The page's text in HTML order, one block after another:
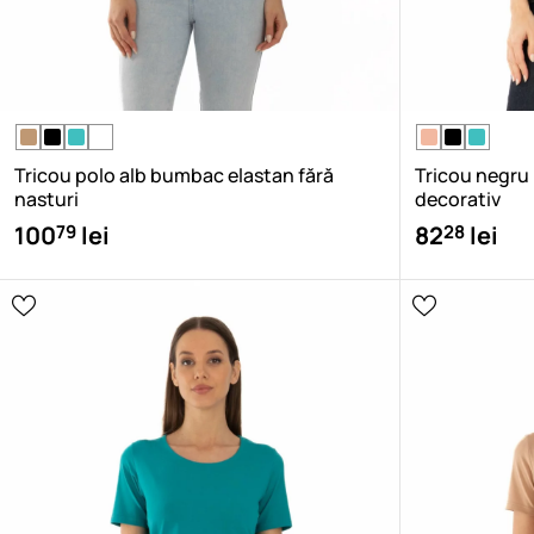
Tricou polo alb bumbac elastan fără
nasturi
10079 lei
Tricou
decorativ
8228 lei